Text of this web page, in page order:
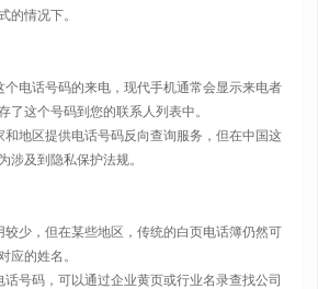
的情况下。
个电话号码的来电，现代手机通常会显示来电者
了这个号码到您的联系人列表中。
和地区提供电话号码反向查询服务，但在中国这
涉及到隐私保护法规。
较少，但在某些地区，传统的白页电话簿仍然可
应的姓名。
号码，可以通过企业黄页或行业名录查找公司